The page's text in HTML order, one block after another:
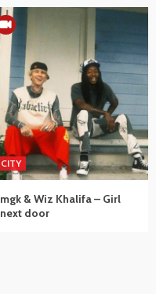
CITY
mgk & Wiz Khalifa – Girl
next door